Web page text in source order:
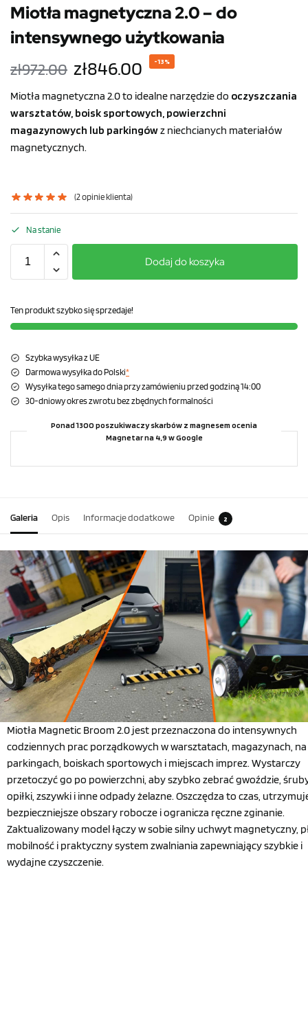
Miotła magnetyczna 2.0 – do
intensywnego użytkowania
zł972.00 zł846.00 -13%
Miotła magnetyczna 2.0 to idealne narzędzie do oczyszczania
warsztatów, boisk sportowych, powierzchni
magazynowych lub parkingówz niechcianych materiałów
magnetycznych.
(2opinie klienta)
Na stanie
Dodaj do koszyka
Ten produkt szybko się sprzedaje!
Szybka wysyłka z UE
Darmowa wysyłka do Polski*
Wysyłka tego samego dnia przy zamówieniu przed godziną 14:00
30-dniowy okres zwrotu bez zbędnych formalności
Ponad 1300 poszukiwaczy skarbów z magnesem ocenia
Magnetar na 4,9 w Google
Galeria Opis Informacje dodatkowe Opinie 2
Miotła Magnetic Broom 2.0 jest przeznaczona do intensywnych
codziennych prac porządkowych w warsztatach, magazynach, na
parkingach, boiskach sportowych i miejscach imprez. Wystarczy
przetoczyć go po powierzchni, aby szybko zebrać gwoździe,
opiłki, zszywki i inne odpady żelazne. Oszczędza to czas,
bezpieczniejsze obszary robocze i ogranicza ręczne zginanie.
Zaktualizowany model łączy w sobie silny uchwyt magnetyczny,
mobilność i praktyczny system zwalniania zapewniający szybkie i
wydajne czyszczenie.